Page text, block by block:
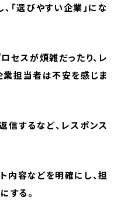
「選びやすい企業」にな
セスが煩雑だったり、レ
業担当者は不安を感じま
するなど、レスポンス
内容などを明確にし、担
する。